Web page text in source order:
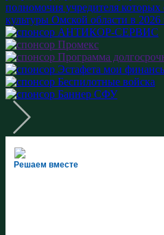
Решаем вместе